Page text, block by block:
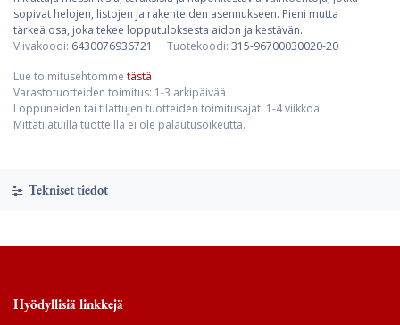
sopivat helojen, listojen ja rakenteiden asennukseen. Pieni mutta
tärkeä osa, joka tekee lopputuloksesta aidon ja kestävän.
Viivakoodi: 6430076936721 Tuotekoodi: 315-96700030020-20
Lue toimitusehtomme tästä
Varastotuotteiden toimitus: 1-3 arkipäivää
Loppuneiden tai tilattujen tuotteiden toimitusajat: 1-4 viikkoa
Mittatilatuilla tuotteilla ei ole palautusoikeutta.
Tekniset tiedot
Hyödyllisiä linkkejä